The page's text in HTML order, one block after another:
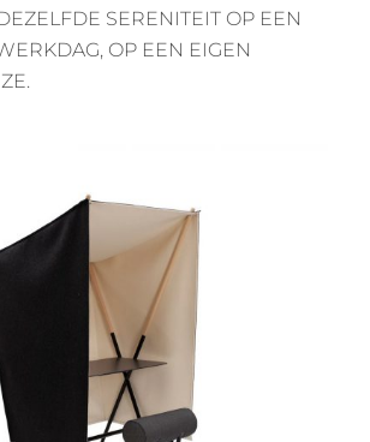
SERENITEIT OP EEN
OP EEN EIGEN